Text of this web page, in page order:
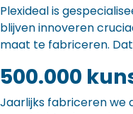
Plexideal is
blijven innoveren
maat te fabriceren.
500.000
Jaarlijks fabriceren we